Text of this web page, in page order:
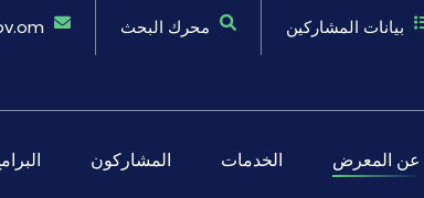
محرك البحث بيانات المشاركين
عن المعرض الخدمات المشاركون